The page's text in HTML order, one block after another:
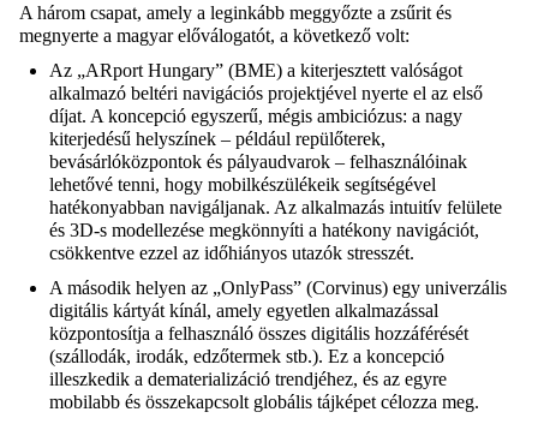
A három csapat, amely a leginkább meggyőzte a zsűrit és
megnyerte a magyar előválogatót, a következő volt:
Az „ARport Hungary” (BME) a kiterjesztett valóságot
alkalmazó beltéri navigációs projektjével nyerte el az első
díjat. A koncepció egyszerű, mégis ambiciózus: a nagy
kiterjedésű helyszínek – például repülőterek,
bevásárlóközpontok és pályaudvarok – felhasználóinak
lehetővé tenni, hogy mobilkészülékeik segítségével
hatékonyabban navigáljanak. Az alkalmazás intuitív felülete
és 3D-s modellezése megkönnyíti a hatékony navigációt,
csökkentve ezzel az időhiányos utazók stresszét.
A második helyen az „OnlyPass” (Corvinus) egy univerzális
digitális kártyát kínál, amely egyetlen alkalmazással
központosítja a felhasználó összes digitális hozzáférését
(szállodák, irodák, edzőtermek stb.). Ez a koncepció
illeszkedik a dematerializáció trendjéhez, és az egyre
mobilabb és összekapcsolt globális tájképet célozza meg.